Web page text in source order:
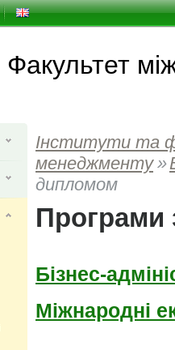
Факультет
Інститути та
менеджменту »
дипломом
Програми
Бізнес-
Міжнародні